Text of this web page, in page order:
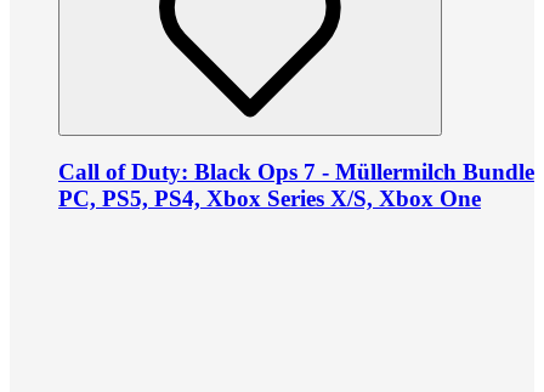
Call of Duty: Black Ops 7 - Müllermilch Bundle
PC, PS5, PS4, Xbox Series X/S, Xbox One